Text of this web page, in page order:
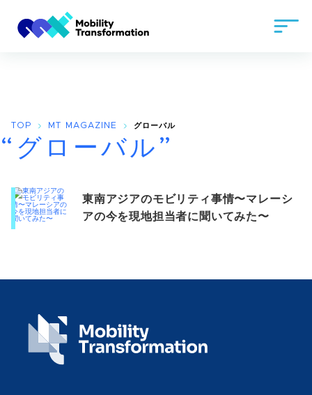
TOP MT MAGAZINE グローバル
“グローバル”
東南アジアのモビリティ事情〜マレーシ
アの今を現地担当者に聞いてみた〜